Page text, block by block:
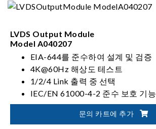
LVDS Output Module
Model A040207
EIA-644를 준수하여 설계 및 검증
4K@60Hz 해상도 테스트
1/2/4 Link 출력 중 선택
IEC/EN 61000-4-2 준수 보호 기능
문의 카트에 추가